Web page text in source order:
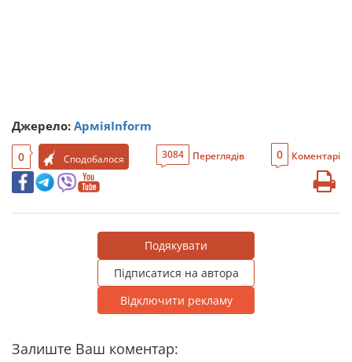
Джерело: АрміяInform
0 Сподобалося 3084 Переглядів 0 Коментарі
Подякувати
Підписатися на автора
Відключити рекламу
Залиште Ваш коментар: